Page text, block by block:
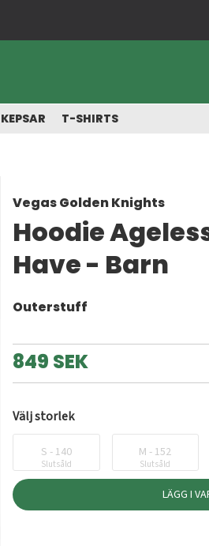
KEPSAR T-SHIRTS
Vegas Golden Knights
Hoodie
Have - Barn
Outerstuff
849 SEK
Välj storlek
S - 140
Slutsåld
M - 152
Slutsåld
LÄGG I